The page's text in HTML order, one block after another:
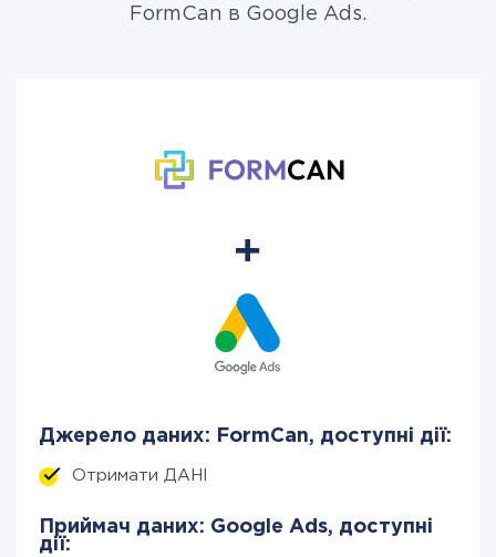
FormCan в Google Ads.
Джерело даних: FormCan, доступні дії:
Отримати ДАНІ
Приймач даних: Google Ads, доступні
дії: